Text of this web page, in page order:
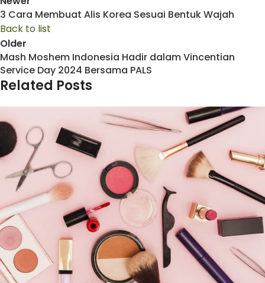
3 Cara Membuat Alis Korea Sesuai Bentuk Wajah
Back to list
Older
Mash Moshem Indonesia Hadir dalam Vincentian
Service Day 2024 Bersama PALS
Related Posts